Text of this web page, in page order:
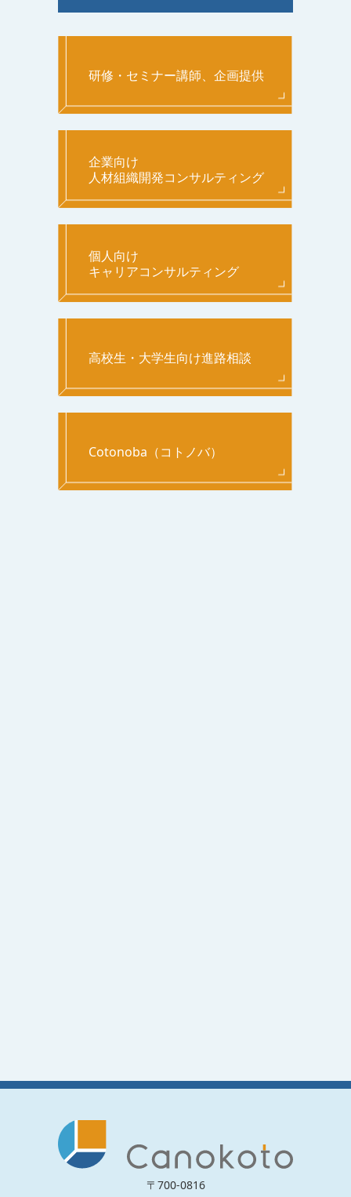
研修・セミナー講師、企画提供
企業向け
人材組織開発コンサルティング
個人向け
キャリアコンサルティング
高校生・大学生向け進路相談
Cotonoba（コトノバ）
〒700-0816